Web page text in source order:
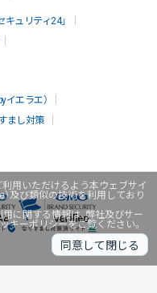
用いただけるよう本ウェブサイ
）及び類似の技術を利用しており
に関する情報は、弊社及びサー
キーポリシーをご覧ください。
同意して閉じる
ュリティ24」
イエラエ）
まし対策